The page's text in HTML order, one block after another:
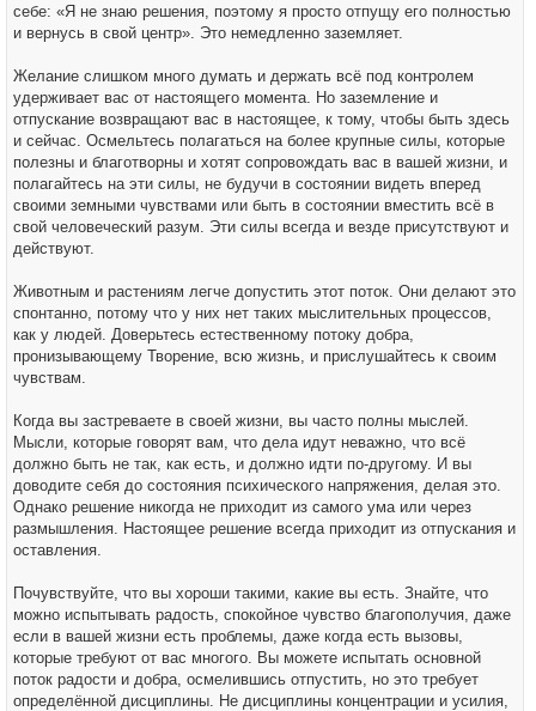
себе: «Я не знаю решения, поэтому я просто отпущу его полностью
и вернусь в свой центр». Это немедленно заземляет.
Желание слишком много думать и держать всё под контролем
удерживает вас от настоящего момента. Но заземление и
отпускание возвращают вас в настоящее, к тому, чтобы быть здесь
и сейчас. Осмельтесь полагаться на более крупные силы, которые
полезны и благотворны и хотят сопровождать вас в вашей жизни, и
полагайтесь на эти силы, не будучи в состоянии видеть вперед
своими земными чувствами или быть в состоянии вместить всё в
свой человеческий разум. Эти силы всегда и везде присутствуют и
действуют.
Животным и растениям легче допустить этот поток. Они делают это
спонтанно, потому что у них нет таких мыслительных процессов,
как у людей. Доверьтесь естественному потоку добра,
пронизывающему Творение, всю жизнь, и прислушайтесь к своим
чувствам.
Когда вы застреваете в своей жизни, вы часто полны мыслей.
Мысли, которые говорят вам, что дела идут неважно, что всё
должно быть не так, как есть, и должно идти по-другому. И вы
доводите себя до состояния психического напряжения, делая это.
Однако решение никогда не приходит из самого ума или через
размышления. Настоящее решение всегда приходит из отпускания и
оставления.
Почувствуйте, что вы хороши такими, какие вы есть. Знайте, что
можно испытывать радость, спокойное чувство благополучия, даже
если в вашей жизни есть проблемы, даже когда есть вызовы,
которые требуют от вас многого. Вы можете испытать основной
поток радости и добра, осмелившись отпустить, но это требует
определённой дисциплины. Не дисциплины концентрации и усилия,